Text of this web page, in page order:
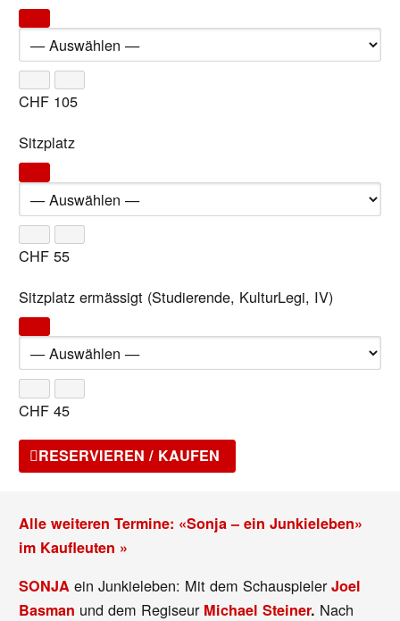
CHF 105
Sitzplatz
CHF 55
Sitzplatz ermässigt (Studierende, KulturLegi, IV)
CHF 45
RESERVIEREN / KAUFEN
Alle weiteren Termine: «Sonja – ein Junkieleben»
im Kaufleuten »
SONJA ein Junkieleben: Mit dem SchauspielerJoel
Basman und dem Regiseur Michael Steiner. Nach